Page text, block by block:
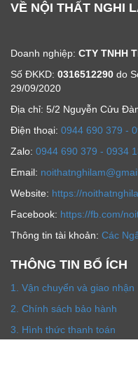
VỀ NỘI THẤT NGHI
Doanh nghiệp: CTY TNHH
Số ĐKKD: 0316512290 do
29/09/2020
Địa chỉ: 5/2 Nguyễn Cửu
Ðiện thoại: 0944 690 379 -
Zalo: 0944 690 379 - 0934
Email:
Website: https://
Facebook: https://fb.com/
Thông tin tài khoản: Các
THÔNG TIN BỔ ÍCH
1. Vận chuyển và giao nhận
2. Chính sách bảo hành
3. Hình thức thanh toán